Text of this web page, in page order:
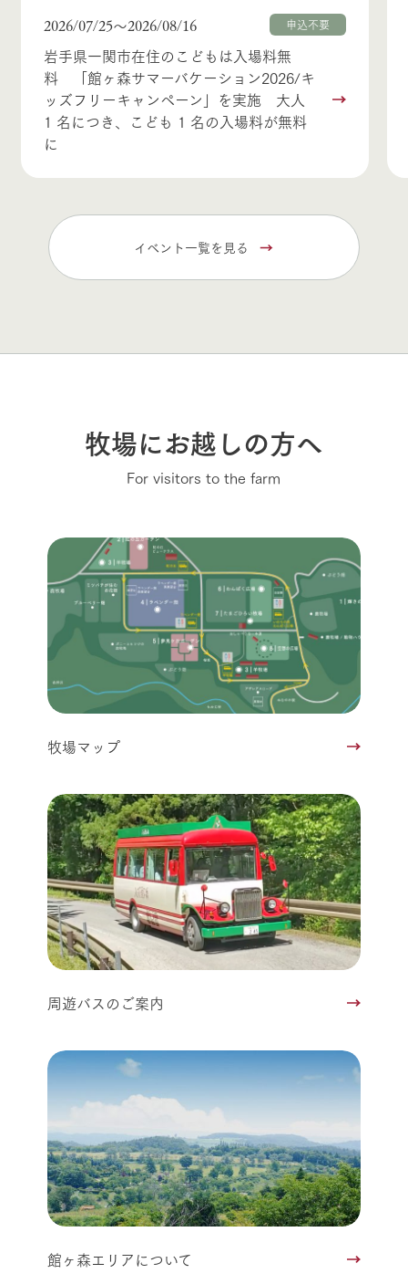
2026/07/25〜2026/08/16 申込不要
岩手県一関市在住のこどもは入場料無
料 「館ヶ森サマーバケーション2026/キ
ッズフリーキャンペーン」を実施 大人
1 名につき、こども 1 名の入場料が無料
に
イベント一覧を見る
牧場にお越しの方へ
For visitors to the farm
牧場マップ
周遊バスのご案内
館ヶ森エリアについて